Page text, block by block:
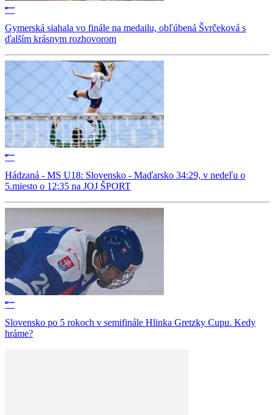
Gymerská siahala vo finále na medailu, obľúbená Švrčeková s
ďalším krásnym rozhovorom
Hádzaná - MS U18: Slovensko - Maďarsko 34:29, v nedeľu o
5.miesto o 12:35 na JOJ ŠPORT
Slovensko po 5 rokoch v semifinále Hlinka Gretzky Cupu. Kedy
hráme?